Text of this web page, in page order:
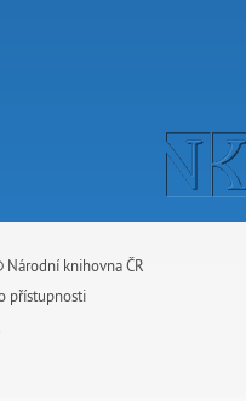
knihovna ČR
přístupnosti